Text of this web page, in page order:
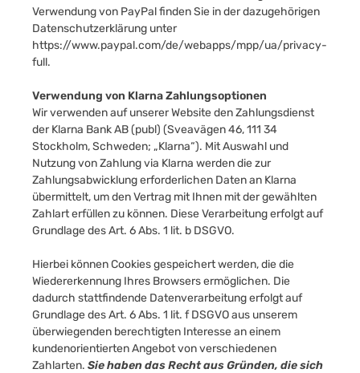
Verwendung von PayPal finden Sie in der dazugehörigen
Datenschutzerklärung unter
https://www.paypal.com/de/webapps/mpp/ua/privacy-
full.
Verwendung von Klarna Zahlungsoptionen
Wir verwenden auf unserer Website den Zahlungsdienst
der Klarna Bank AB (publ) (Sveavägen 46, 111 34
Stockholm, Schweden; „Klarna“). Mit Auswahl und
Nutzung von Zahlung via Klarna werden die zur
Zahlungsabwicklung erforderlichen Daten an Klarna
übermittelt, um den Vertrag mit Ihnen mit der gewählten
Zahlart erfüllen zu können. Diese Verarbeitung erfolgt auf
Grundlage des Art. 6 Abs. 1 lit. b DSGVO.
Hierbei können Cookies gespeichert werden, die die
Wiedererkennung Ihres Browsers ermöglichen. Die
dadurch stattfindende Datenverarbeitung erfolgt auf
Grundlage des Art. 6 Abs. 1 lit. f DSGVO aus unserem
überwiegenden berechtigten Interesse an einem
kundenorientierten Angebot von verschiedenen
Zahlarten. Sie haben das Recht aus Gründen, die sich